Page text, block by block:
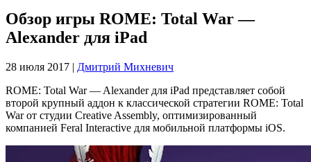
Обзор игры ROME: Total War —
Alexander для iPad
28 июля 2017 | Дмитрий Михневич
ROME: Total War — Alexander для iPad представляет собой
второй крупный аддон к классической стратегии ROME: Total
War от студии Creative Assembly, оптимизированный
компанией Feral Interactive для мобильной платформы iOS.